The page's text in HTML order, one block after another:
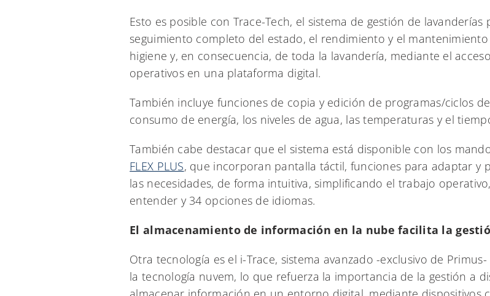
Esto es posible con Trace-Tech, el sistema de gestión de
seguimiento completo del estado, el rendimiento y el
higiene y, en consecuencia, de toda la lavandería, mediante el
operativos en una plataforma digital.
También incluye funciones de copia y edición de programas/ciclos
consumo de energía, los niveles de agua, las temperaturas y el
También cabe destacar que el sistema está disponible con los
FLEX PLUS, que incorporan pantalla táctil, funciones para adaptar y
las necesidades, de forma intuitiva, simplificando el trabajo
entender y 34 opciones de idiomas.
El almacenamiento de información en la nube facilita la
Otra tecnología es el i-Trace, sistema avanzado -exclusivo de
la tecnología nuvem, lo que refuerza la importancia de la gestión a